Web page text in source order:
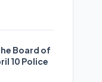
Board of
10 Police